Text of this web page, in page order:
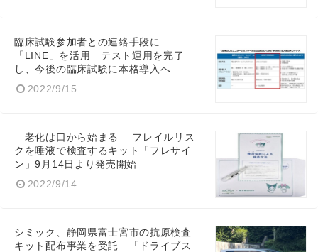
臨床試験参加者との連絡手段に
「LINE」を活用 テスト運用を完了
し、今後の臨床試験に本格導入へ
2022/9/15
―老化は口から始まる― フレイルリス
クを唾液で検査するキット「フレサイ
ン」9月14日より発売開始
2022/9/14
シミック、静岡県富士宮市の抗原検査
キット配布事業を受託 「ドライブス